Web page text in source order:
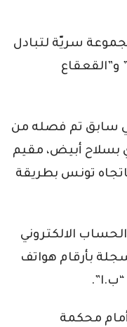
سريّة لتبادل
و”القعقاع
سابق تم فصله من
بسلاح أبيض، مقيم
تونس بطريقة
ضمن الحساب الالكتروني
بأرقام هواتف
أمام محكمة